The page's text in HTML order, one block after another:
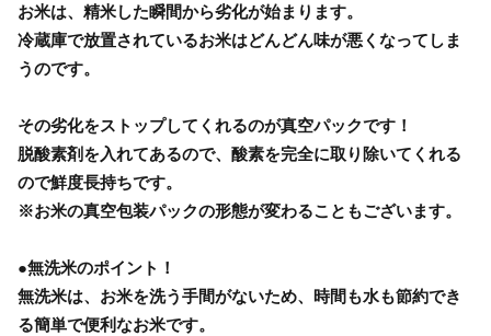
お米は、精米した瞬間から劣化が始まります。
冷蔵庫で放置されているお米はどんどん味が悪くなってしま
うのです。
その劣化をストップしてくれるのが真空パックです！
脱酸素剤を入れてあるので、酸素を完全に取り除いてくれる
ので鮮度長持ちです。
※お米の真空包装パックの形態が変わることもございます。
●無洗米のポイント！
無洗米は、お米を洗う手間がないため、時間も水も節約でき
る簡単で便利なお米です。